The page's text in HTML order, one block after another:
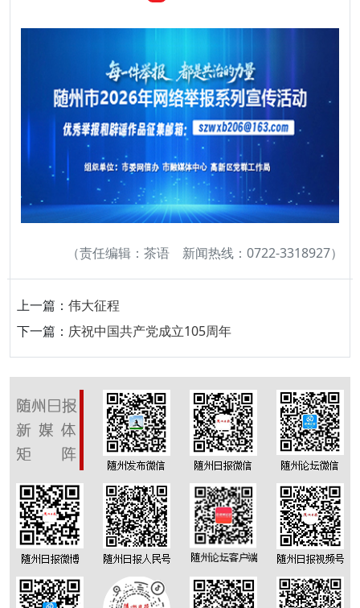
（责任编辑：茶语 新闻热线：0722-3318927）
上一篇： 伟大征程
下一篇： 庆祝中国共产党成立105周年